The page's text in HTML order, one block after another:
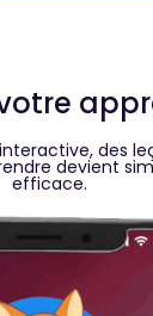
des
devient
efficace.